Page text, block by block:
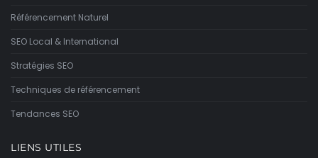
Référencement Naturel
SEO Local & International
Stratégies SEO
Techniques de référencement
Tendances SEO
LIENS UTILES